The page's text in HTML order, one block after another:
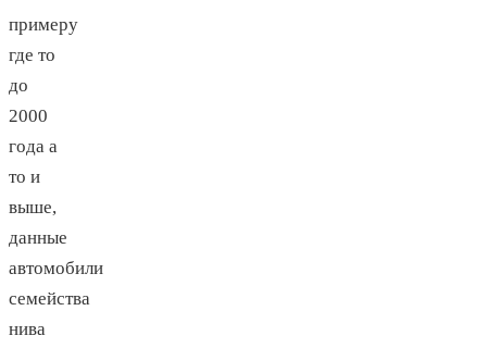
примеру
где то
до
2000
года а
то и
выше,
данные
автомобили
семейства
нива